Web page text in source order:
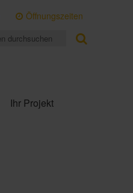
Öffnungszeiten
Ihr Projekt